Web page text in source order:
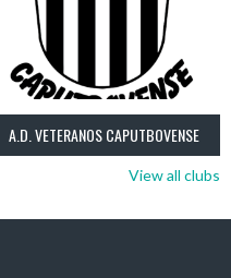
A.D. VETERANOS CAPUTBOVENSE
View all clubs